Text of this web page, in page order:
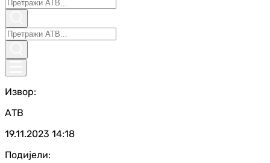
Извор:
АТВ
19.11.2023 14:18
Подијели: